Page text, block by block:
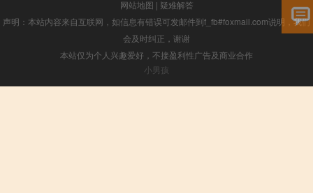
网站地图 | 疑难解答
声明：本站内容来自互联网，如信息有错误可发邮件到f_fb#foxmail.com说明，我们
会及时纠正，谢谢
本站仅为个人兴趣爱好，不接盈利性广告及商业合作
小男孩